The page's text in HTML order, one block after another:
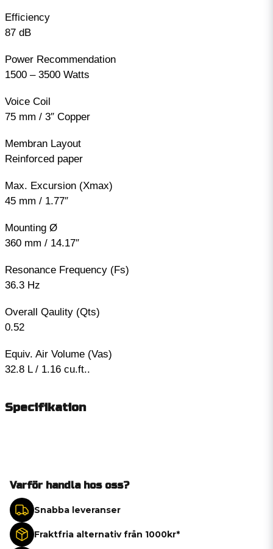
Efficiency
87 dB
Power Recommendation
1500 – 3500 Watts
Voice Coil
75 mm / 3″ Copper
Membran Layout
Reinforced paper
Max. Excursion (Xmax)
45 mm / 1.77″
Mounting Ø
360 mm / 14.17″
Resonance Frequency (Fs)
36.3 Hz
Overall Qaulity (Qts)
0.52
Equiv. Air Volume (Vas)
32.8 L / 1.16 cu.ft..
Specifikation
Varför handla hos oss?
Snabba leveranser
Fraktfria alternativ från 1000kr*